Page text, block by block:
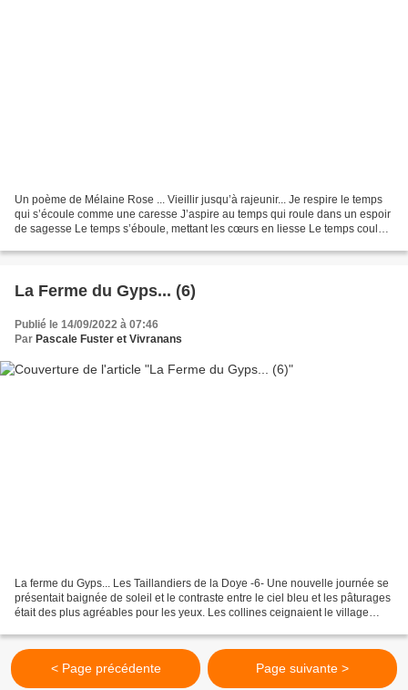
Un poème de Mélaine Rose ... Vieillir jusqu’à rajeunir... Je respire le temps
qui s’écoule comme une caresse J’aspire au temps qui roule dans un espoir
de sagesse Le temps s’éboule, mettant les cœurs en liesse Le temps coule,
La Ferme du Gyps... (6)
Publié le 14/09/2022 à 07:46
Par Pascale Fuster et Vivranans
La ferme du Gyps... Les Taillandiers de la Doye -6- Une nouvelle journée se
présentait baignée de soleil et le contraste entre le ciel bleu et les pâturages
était des plus agréables pour les yeux. Les collines ceignaient le village
< Page précédente Page suivante >